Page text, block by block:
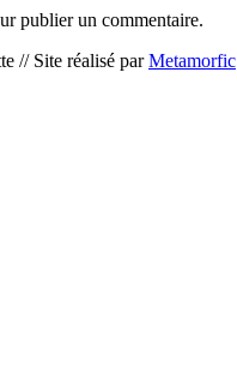
publier un commentaire.
// Site réalisé parMetamorfic